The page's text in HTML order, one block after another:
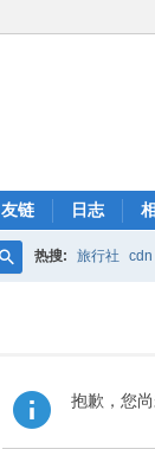
友链 日志
热搜: 旅行社 cdn
抱歉，您